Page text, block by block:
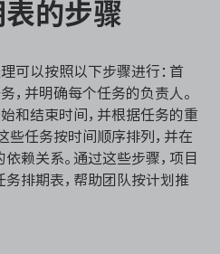
的步骤
可以按照以下步骤进行：首
，并明确每个任务的负责人。
和结束时间，并根据任务的重
些任务按时间顺序排列，并在
赖关系。通过这些步骤，项目
排期表，帮助团队按计划推